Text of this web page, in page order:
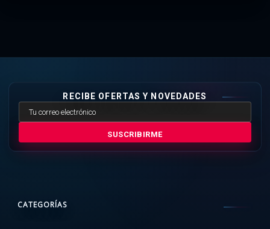
RECIBE OFERTAS Y NOVEDADES
SUSCRIBIRME
CATEGORÍAS